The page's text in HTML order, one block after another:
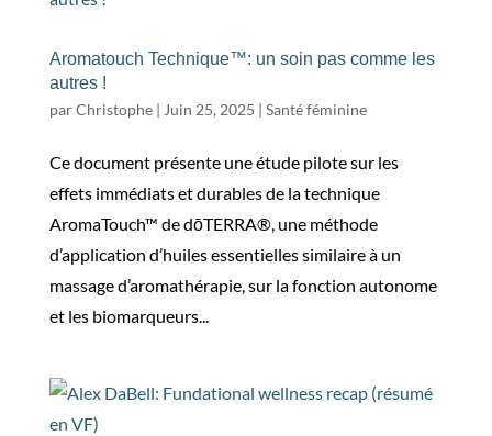
Aromatouch Technique™: un soin pas comme les
autres !
parChristophe| Juin 25, 2025 | Santé féminine
Ce document présente une étude pilote sur les
effets immédiats et durables de la technique
AromaTouch™ de dōTERRA®, une méthode
d’application d’huiles essentielles similaire à un
massage d’aromathérapie, sur la fonction autonome
et les biomarqueurs...